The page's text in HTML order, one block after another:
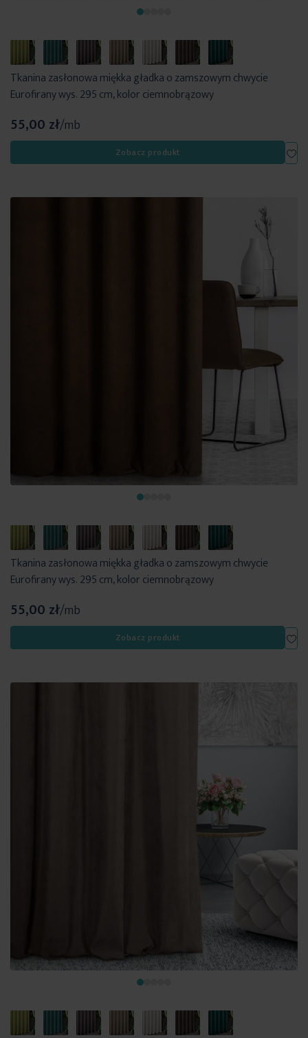
Tkanina zasłonowa miękka gładka o zamszowym chwycie
Eurofirany wys. 295 cm, kolor ciemnobrązowy
55,00 zł/mb
Zobacz produkt
Tkanina zasłonowa miękka gładka o zamszowym chwycie
Eurofirany wys. 295 cm, kolor ciemnobrązowy
55,00 zł/mb
Zobacz produkt